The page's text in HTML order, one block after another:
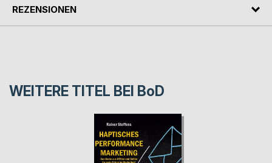
REZENSIONEN
WEITERE TITEL BEI BoD